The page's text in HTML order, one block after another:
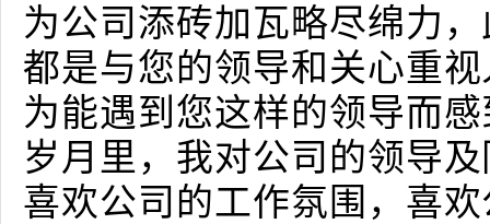
为公司添砖加瓦略尽绵力
都是与您的领导和关心重
为能遇到您这样的领导而
岁月里，我对公司的领导
喜欢公司的工作氛围，喜